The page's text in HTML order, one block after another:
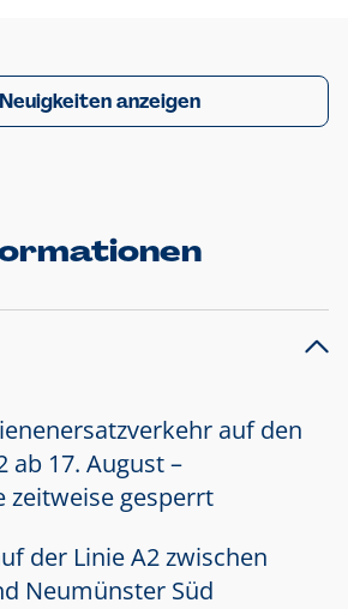
anzeigen
auf den
ab 17. August –
zeitweise gesperrt
der Linie A2 zwischen
Neumünster Süd